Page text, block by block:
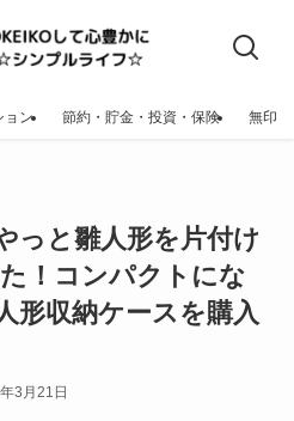
ョン 節約・貯金・投資・保険 無印
っと雛人形を片付け
！コンパクトにな
形収納ケースを購入
3月21日